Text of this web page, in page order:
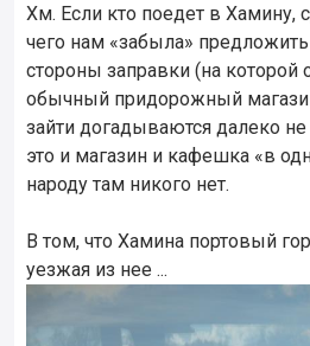
Хм. Если кто поедет в Хамину,
чего нам «забыла»
стороны заправки (на которой
обычный придорожный
зайти догадываются далеко
это и магазин и кафешка «в
народу там никого нет.
В том, что Хамина портовый
уезжая из нее ...